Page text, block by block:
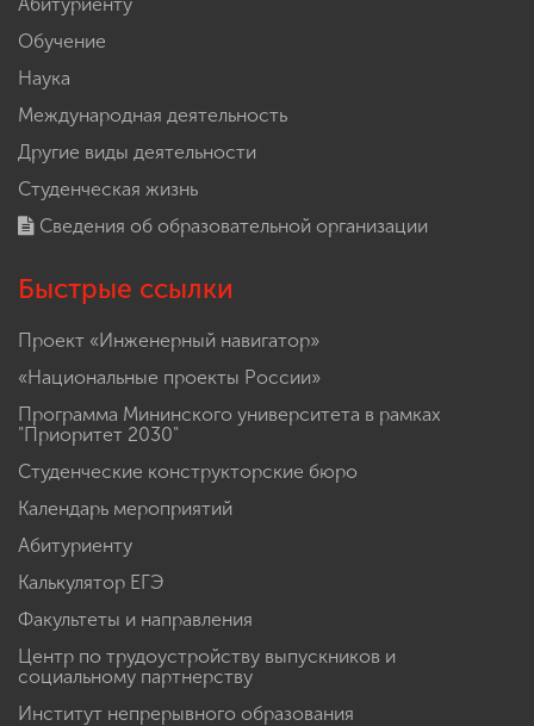
Обучение
Наука
Международная деятельность
Другие виды деятельности
Студенческая жизнь
Сведения об образовательной организации
Быстрые ссылки
Проект «Инженерный навигатор»
«Национальные проекты России»
Программа Мининского университета в рамках
"Приоритет 2030"
Студенческие конструкторские бюро
Календарь мероприятий
Абитуриенту
Калькулятор ЕГЭ
Факультеты и направления
Центр по трудоустройству выпускников и
социальному партнерству
Институт непрерывного образования